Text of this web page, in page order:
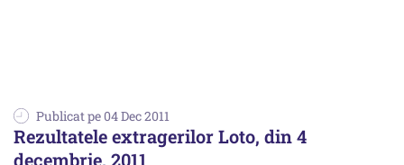
Publicat pe 04 Dec 2011
Rezultatele extragerilor Loto, din 4
decembrie, 2011